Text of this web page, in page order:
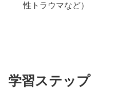
性トラウマなど）
学習ステップ